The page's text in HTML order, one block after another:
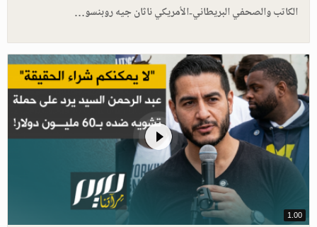
الكاتب والصحفي البريطاني-الأمريكي ناثان جيه روبنسو…
1.00